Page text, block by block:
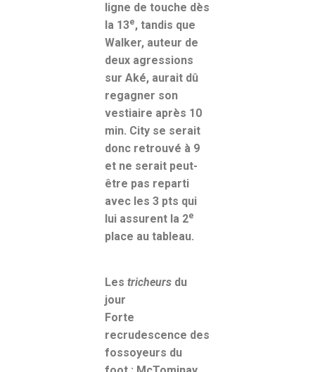
ligne de touche dès
la 13e, tandis que
Walker, auteur de
deux agressions
sur Aké, aurait dû
regagner son
vestiaire après 10
min. City se serait
donc retrouvé à 9
et ne serait peut-
être pas reparti
avec les 3 pts qui
lui assurent la 2e
place au tableau.
Les tricheurs du
jour
Forte
recrudescence des
fossoyeurs du